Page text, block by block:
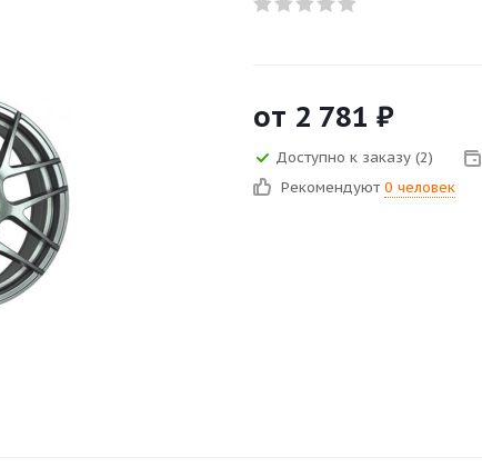
от 2 781 ₽
Доступно к заказу (2)
Рекомендуют 0 человек